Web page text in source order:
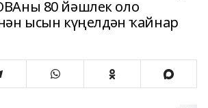
80 йәшлек оло
ысын күңелдән ҡайнар